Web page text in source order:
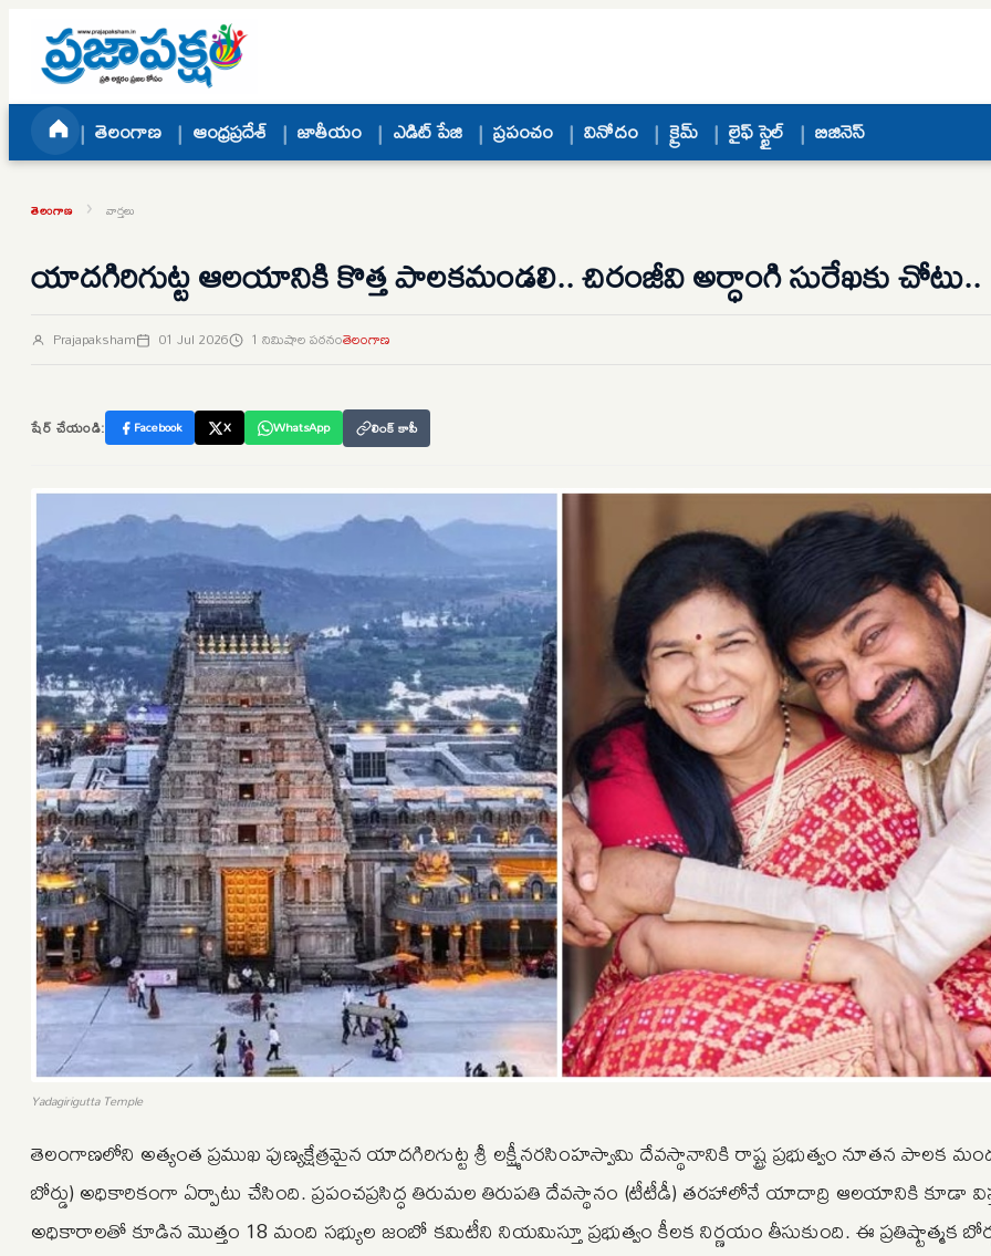
Skip to content
తెలంగాణ ఆంధ్రప్రదేశ్ జాతీయం ఎడిట్ పేజి ప్రపంచం వినోదం క్రైమ్ లైఫ్ స్టైల్ బిజినెస్
తెలంగాణ › వార్తలు
యాదగిరిగుట్ట ఆలయానికి కొత్త పాలకమండలి.. చిరంజీవి అర్ధాంగి సురేఖకు చోటు..
Prajapaksham 01 Jul 2026 1 నిమిషాల పఠనంతెలంగాణ
షేర్ చేయండి: Facebook X WhatsApp లింక్ కాపీ
Yadagirigutta Temple
తెలంగాణలోని అత్యంత ప్రముఖ పుణ్యక్షేత్రమైన యాదగిరిగుట్ట శ్రీ లక్ష్మీనరసింహస్వామి దేవస్థానానికి రాష్ట్ర ప్రభుత్వం నూతన పాలక
బోర్డు) అధికారికంగా ఏర్పాటు చేసింది. ప్రపంచప్రసిద్ధ తిరుమల తిరుపతి దేవస్థానం (టీటీడీ) తరహాలోనే యాదాద్రి ఆలయానికి కూడా
అధికారాలతో కూడిన మొత్తం 18 మంది సభ్యుల జంబో కమిటీని నియమిస్తూ ప్రభుత్వం కీలక నిర్ణయం తీసుకుంది. ఈ ప్రతిష్టాత్మక